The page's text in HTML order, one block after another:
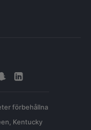
förbehållna